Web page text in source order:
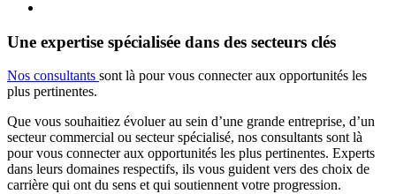
Une expertise spécialisée dans des secteurs clés
Nos consultants sont là pour vous connecter aux opportunités les
plus pertinentes.
Que vous souhaitiez évoluer au sein d’une grande entreprise, d’un
secteur commercial ou secteur spécialisé, nos consultants sont là
pour vous connecter aux opportunités les plus pertinentes. Experts
dans leurs domaines respectifs, ils vous guident vers des choix de
carrière qui ont du sens et qui soutiennent votre progression.